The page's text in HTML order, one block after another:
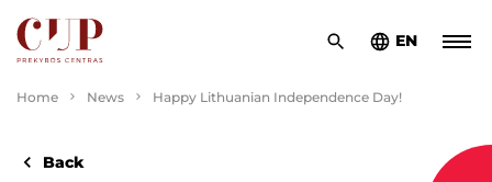
EN
Home News Happy Lithuanian Independence Day!
Back